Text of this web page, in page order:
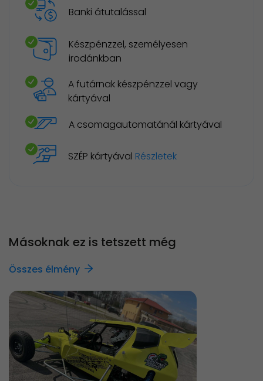
Banki átutalással
Készpénzzel, személyesen
irodánkban
A futárnak készpénzzel vagy
kártyával
A csomagautomatánál kártyával
SZÉP kártyával Részletek
Másoknak ez is tetszett még
Összes élmény